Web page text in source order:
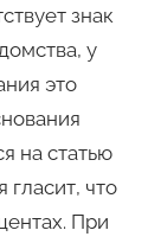
знак
у
это
на статью
гласит, что
При